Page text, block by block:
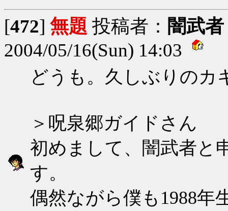
[472] 無題 投稿者： 闇武者
2004/05/16(Sun) 14:03
どうも。久しぶりのカ
＞呪泉郷ガイドさん
初めまして、闇武者と
す。
偶然ながら僕も1988年